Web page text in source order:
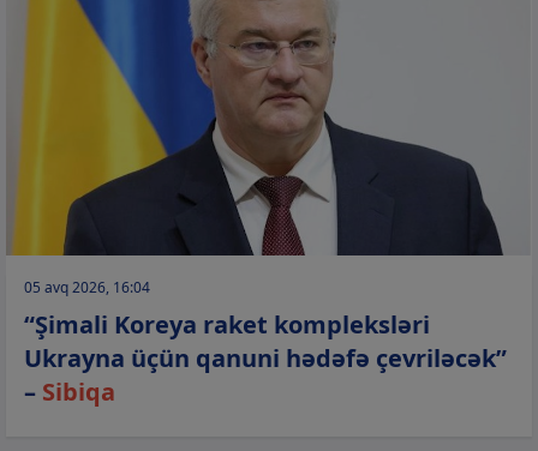
05 avq 2026, 16:04
“Şimali Koreya raket kompleksləri
Ukrayna üçün qanuni hədəfə çevriləcək”
– Sibiqa